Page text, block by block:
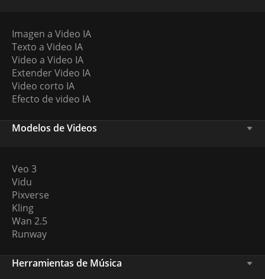
Imagen a Video IA
Texto a Video IA
Video a Video IA
Extender Video IA
Video corto IA
Efecto de video IA
Modelos de Videos
Veo 3
Vidu
Pixverse
Kling
Wan 2.5
Runway
Herramientas de Música